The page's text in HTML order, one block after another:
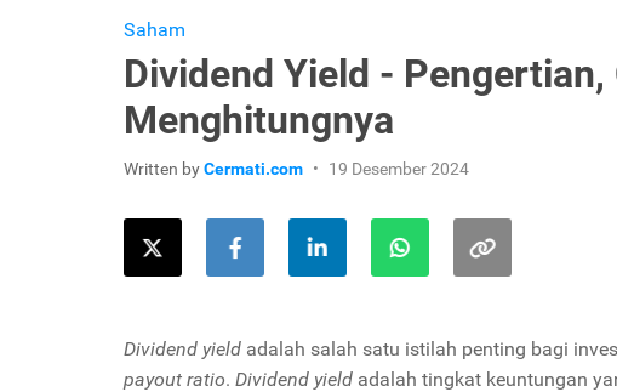
Saham
Dividend Yield - Pengertian,
Menghitungnya
Written byCermati.com 19 Desember 2024
Dividend yield adalah salah satu istilah penting bagi
payout ratio. Dividend yield adalah tingkat keuntungan